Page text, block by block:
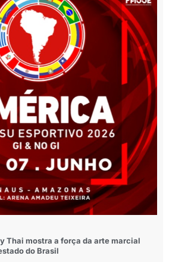
Thai mostra a força da arte marcial
do Brasil